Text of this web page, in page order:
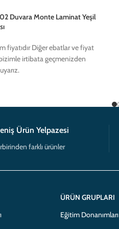
Duvara Monte Laminat Yeşil
fiyatıdır Diğer ebatlar ve fiyat
irtibata geçmenizden
Ürün Yelpazesi
farklı ürünler
ÜRÜN GRUPLARI
Eğitim Donanımları